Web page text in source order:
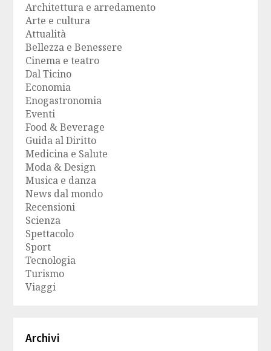
Architettura e arredamento
Arte e cultura
Attualità
Bellezza e Benessere
Cinema e teatro
Dal Ticino
Economia
Enogastronomia
Eventi
Food & Beverage
Guida al Diritto
Medicina e Salute
Moda & Design
Musica e danza
News dal mondo
Recensioni
Scienza
Spettacolo
Sport
Tecnologia
Turismo
Viaggi
Archivi